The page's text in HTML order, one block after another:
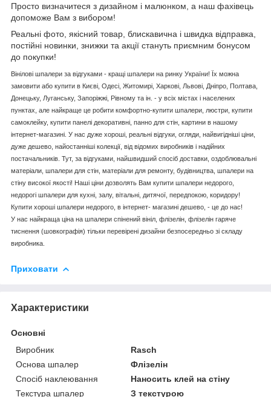
Просто визначитеся з дизайном і малюнком, а наш фахівець
допоможе Вам з вибором!
Реальні фото, якісний товар, блискавична і швидка відправка,
постійні новинки, знижки та акції стануть приємним бонусом
до покупки!
Вінілові шпалери за відгуками - кращі шпалери на ринку України! Їх можна
замовити або купити в Києві, Одесі, Житомирі, Харкові, Львові, Дніпро, Полтава,
Донецьку, Луганську, Запоріжжі, Рівному та ін. - у всіх містах і населених
пунктах, але найкраще це робити комфортно-купити шпалери, люстри, купити
самоклейку, купити панелі декоративні, панно для стін, картини в нашому
інтернет-магазині. У нас дуже хороші, реальні відгуки, огляди, найвигідніші ціни,
дуже дешево, найостанніші колекції, від відомих виробників і надійних
постачальників. Тут, за відгуками, найшвидший спосіб доставки, оздоблювальні
матеріали, шпалери для стін, матеріали для ремонту, будівництва, шпалери на
стіну високої якості! Наші ціни дозволять Вам купити шпалери недорого,
недорогі шпалери для кухні, залу, вітальні, дитячої, передпокою, коридору!
Купити хороші шпалери недорого, в інтернет- магазині дешево, - це до нас!
У нас найкраща ціна на шпалери спінений вініл, флізелін, флізелін гаряче
тиснення (шовкографія) тільки перевірені дизайни безпосередньо зі складу
виробника.
Приховати
Характеристики
Основні
Виробник
Rasch
Основа шпалер
Флізелін
Спосіб наклеювання
Наносить клей на стіну
Текстура шпалер
З текстурою